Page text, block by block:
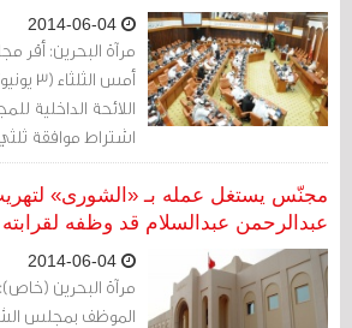
الشورى.
مرآة البحرين: أقر
اللائحة الداخلية
اشتراط موافقة
استجواب أي وزير.
مجنّس يستغل عمله بـ «الشورى»
عبدالرحمن عبدالسلام قد وظفه لقرابته
مرآة البحرين
الموظف بمجلس